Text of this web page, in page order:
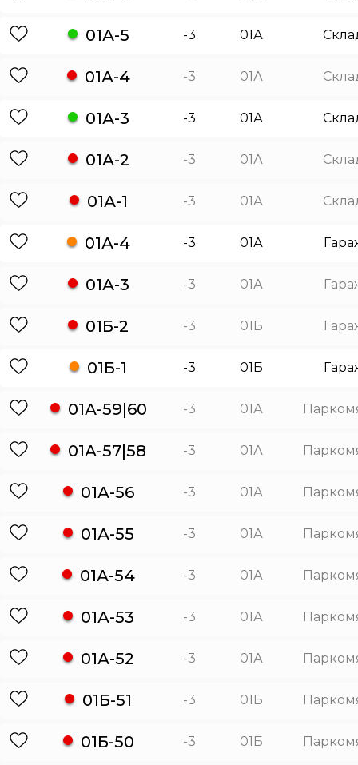
01А-5 -3 01А
01А-4 -3 01А
01А-3 -3 01А
01А-2 -3 01А
01А-1 -3 01А
01А-4 -3 01А
01А-3 -3 01А
01Б-2 -3 01Б
01Б-1 -3 01Б
01А-59|60 -3 01А
01А-57|58 -3 01А
01А-56 -3 01А
01А-55 -3 01А
01А-54 -3 01А
01А-53 -3 01А
01А-52 -3 01А
01Б-51 -3 01Б
01Б-50 -3 01Б